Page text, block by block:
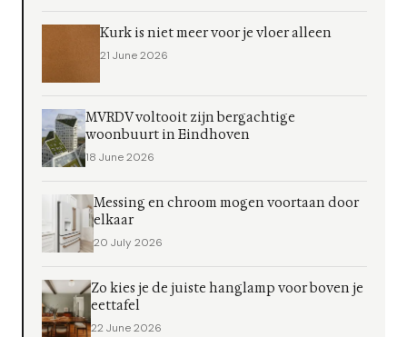
Kurk is niet meer voor je vloer alleen
21 June 2026
MVRDV voltooit zijn bergachtige
woonbuurt in Eindhoven
18 June 2026
Messing en chroom mogen voortaan door
elkaar
20 July 2026
Zo kies je de juiste hanglamp voor boven je
eettafel
22 June 2026